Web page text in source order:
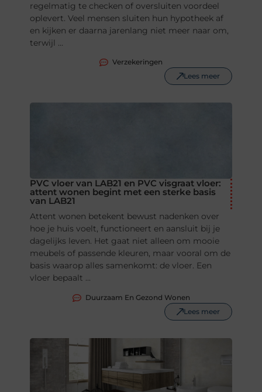
regelmatig te checken of oversluiten voordeel
oplevert. Veel mensen sluiten hun hypotheek af
en kijken er daarna jarenlang niet meer naar om,
terwijl ...
Verzekeringen
Lees meer
PVC vloer van LAB21 en PVC visgraat vloer:
attent wonen begint met een sterke basis
van LAB21
Attent wonen betekent bewust nadenken over
hoe je huis voelt, functioneert en aansluit bij je
dagelijks leven. Het gaat niet alleen om mooie
meubels of passende kleuren, maar vooral om de
basis waarop alles samenkomt: de vloer. Een
vloer bepaalt ...
Duurzaam En Gezond Wonen
Lees meer